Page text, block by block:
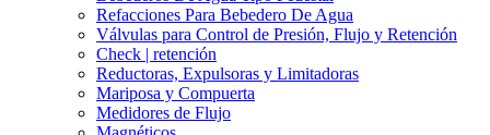
Refacciones Para Bebedero De Agua
Válvulas para Control de Presión, Flujo y Retención
Check | retención
Reductoras, Expulsoras y Limitadoras
Mariposa y Compuerta
Medidores de Flujo